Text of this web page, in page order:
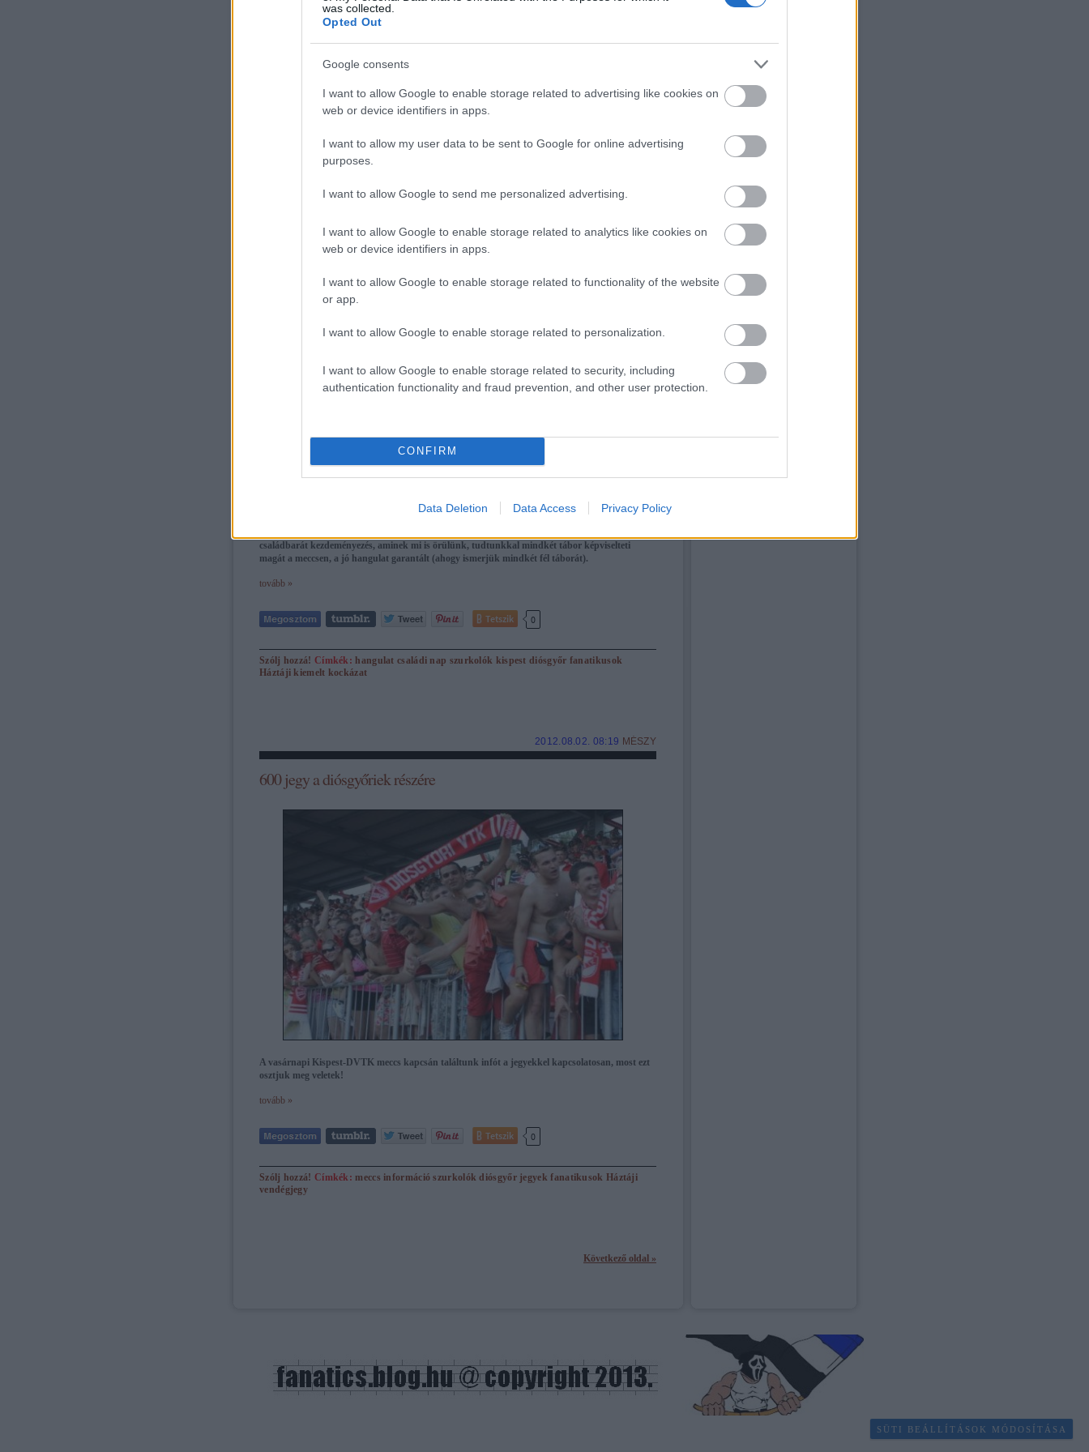
was collected.
Opted Out
Google consents
I want to allow Google to enable storage related to advertising like cookies on
web or device identifiers in apps.
I want to allow my user data to be sent to Google for online advertising
purposes.
I want to allow Google to send me personalized advertising.
I want to allow Google to enable storage related to analytics like cookies on
web or device identifiers in apps.
I want to allow Google to enable storage related to functionality of the website
or app.
I want to allow Google to enable storage related to personalization.
I want to allow Google to enable storage related to security, including
authentication functionality and fraud prevention, and other user protection.
CONFIRM
Data Deletion Data Access Privacy Policy
Tetszik 0
2012.08.02. 08:34MÉSZY
Jó hangulat várható vasárnapra
családbarát kezdeményezés, aminek mi is örülünk, tudtunkkal mindkét tábor képviselteti
magát a meccsen, a jó hangulat garantált (ahogy ismerjük mindkét fél táborát).
tovább »
Tetszik 0
Szólj hozzá! Címkék: hangulat családi nap szurkolók kispest diósgyőr fanatikusok
Háztáji kiemelt kockázat
2012.08.02. 08:19 MÉSZY
600 jegy a diósgyőriek részére
A vasárnapi Kispest-DVTK meccs kapcsán találtunk infót a jegyekkel kapcsolatosan, most ezt
osztjuk meg veletek!
tovább »
Tetszik 0
Szólj hozzá! Címkék:meccs információ szurkolók diósgyőr jegyek fanatikusok Háztáji
vendégjegy
Következő oldal »
SÜTI BEÁLLÍTÁSOK MÓDOSÍTÁSA